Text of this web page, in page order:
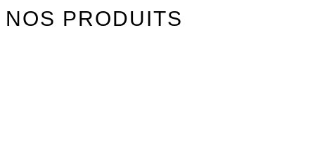
NOS PRODUITS